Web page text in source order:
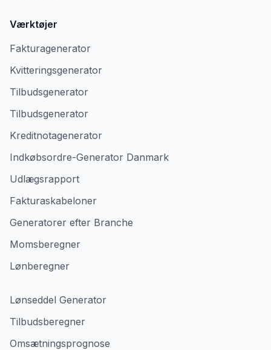
Værktøjer
Fakturagenerator
Kvitteringsgenerator
Tilbudsgenerator
Tilbudsgenerator
Kreditnotagenerator
Indkøbsordre-Generator Danmark
Udlægsrapport
Fakturaskabeloner
Generatorer efter Branche
Momsberegner
Lønberegner
Lønseddel Generator
Tilbudsberegner
Omsætningsprognose